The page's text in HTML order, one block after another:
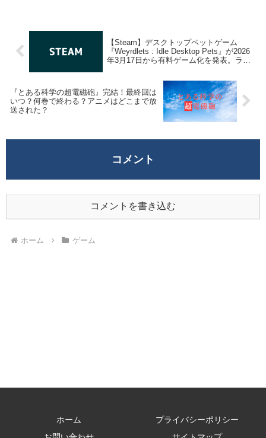
【Steam】デスクトップペットゲーム
『Weyrdlets : Idle Desktop Pets』が2026
年3月17日から有料ゲーム化を発表。ライ
『とある科学の超電磁砲』完結！最終回は
いつ？何巻で終わる？アニメはどこまで放
送された？
コメント
コメントを書き込む
ホーム ゲーム
ホーム
プライバシーポリシー